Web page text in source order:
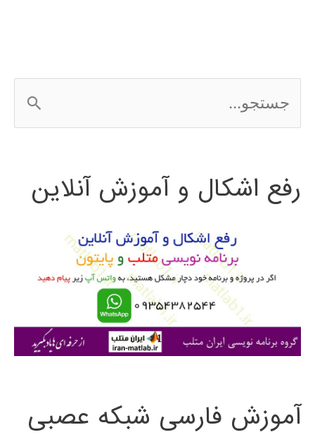
س
ج
ی
رفع اشکال و آموزش آنلاین
آموزش فارسی شبکه عصبی